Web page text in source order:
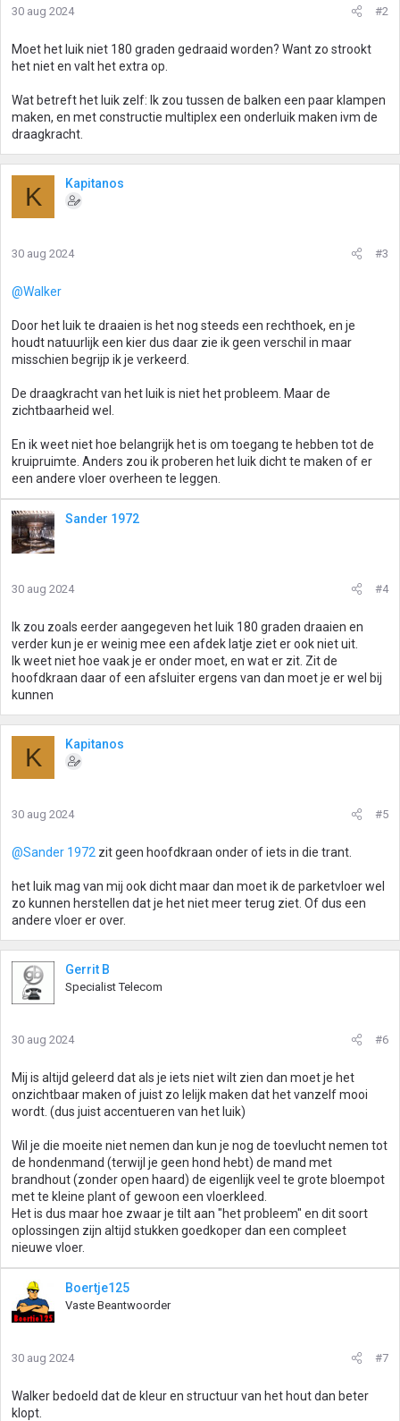
30 aug 2024 #2
Moet het luik niet 180 graden gedraaid worden? Want zo strookt
het niet en valt het extra op.
Wat betreft het luik zelf: Ik zou tussen de balken een paar klampen
maken, en met constructie multiplex een onderluik maken ivm de
draagkracht.
K Kapitanos
30 aug 2024 #3
@Walker
Door het luik te draaien is het nog steeds een rechthoek, en je
houdt natuurlijk een kier dus daar zie ik geen verschil in maar
misschien begrijp ik je verkeerd.
De draagkracht van het luik is niet het probleem. Maar de
zichtbaarheid wel.
En ik weet niet hoe belangrijk het is om toegang te hebben tot de
kruipruimte. Anders zou ik proberen het luik dicht te maken of er
een andere vloer overheen te leggen.
Sander 1972
30 aug 2024 #4
Ik zou zoals eerder aangegeven het luik 180 graden draaien en
verder kun je er weinig mee een afdek latje ziet er ook niet uit.
Ik weet niet hoe vaak je er onder moet, en wat er zit. Zit de
hoofdkraan daar of een afsluiter ergens van dan moet je er wel bij
kunnen
K Kapitanos
30 aug 2024 #5
@Sander 1972 zit geen hoofdkraan onder of iets in die trant.
het luik mag van mij ook dicht maar dan moet ik de parketvloer wel
zo kunnen herstellen dat je het niet meer terug ziet. Of dus een
andere vloer er over.
Gerrit B
Specialist Telecom
30 aug 2024 #6
Mij is altijd geleerd dat als je iets niet wilt zien dan moet je het
onzichtbaar maken of juist zo lelijk maken dat het vanzelf mooi
wordt. (dus juist accentueren van het luik)
Wil je die moeite niet nemen dan kun je nog de toevlucht nemen tot
de hondenmand (terwijl je geen hond hebt) de mand met
brandhout (zonder open haard) de eigenlijk veel te grote bloempot
met te kleine plant of gewoon een vloerkleed.
Het is dus maar hoe zwaar je tilt aan "het probleem" en dit soort
oplossingen zijn altijd stukken goedkoper dan een compleet
nieuwe vloer.
Boertje125
Vaste Beantwoorder
30 aug 2024 #7
Walker bedoeld dat de kleur en structuur van het hout dan beter
klopt.